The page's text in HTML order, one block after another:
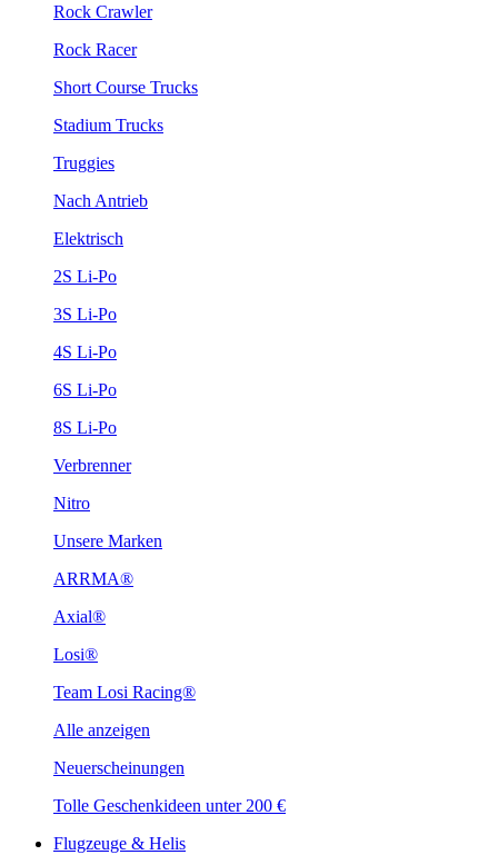
Rock Crawler
Rock Racer
Short Course Trucks
Stadium Trucks
Truggies
Nach Antrieb
Elektrisch
2S Li-Po
3S Li-Po
4S Li-Po
6S Li-Po
8S Li-Po
Verbrenner
Nitro
Unsere Marken
ARRMA®
Axial®
Losi®
Team Losi Racing®
Alle anzeigen
Neuerscheinungen
Tolle Geschenkideen unter 200 €
Flugzeuge & Helis